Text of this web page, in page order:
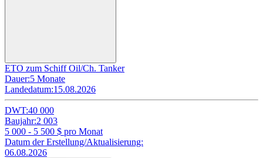
ETO zum Schiff Oil/Ch. Tanker
Dauer:5 Monate
Landedatum:15.08.2026
DWT:40 000
Baujahr:2 003
5 000 - 5 500 $ pro Monat
Datum der Erstellung/Aktualisierung:
06.08.2026